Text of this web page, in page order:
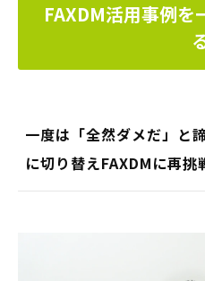
FAXDM活用事例を
一度は「全然ダメだ」と
に切り替えFAXDMに再挑